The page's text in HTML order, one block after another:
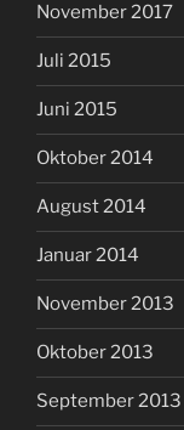
November 2017
Juli 2015
Juni 2015
Oktober 2014
August 2014
Januar 2014
November 2013
Oktober 2013
September 2013